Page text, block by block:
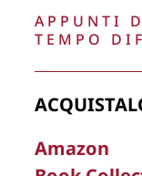
La Direzione
rimuovere,
APPUNTI
TEMPO
Amazon